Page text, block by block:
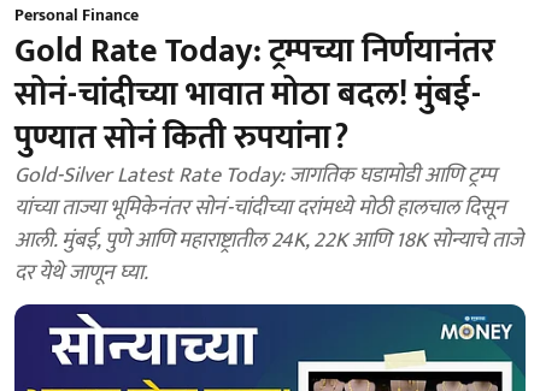
Personal Finance
Gold Rate Today: ट्रम्पच्या निर्णयानंतर
सोनं-चांदीच्या भावात मोठा बदल! मुंबई-
पुण्यात सोनं किती रुपयांना?
Gold-Silver Latest Rate Today: जागतिक घडामोडी आणि ट्रम्प
यांच्या ताज्या भूमिकेनंतर सोनं-चांदीच्या दरांमध्ये मोठी हालचाल दिसून
आली. मुंबई, पुणे आणि महाराष्ट्रातील 24K, 22K आणि 18K सोन्याचे ताजे
दर येथे जाणून घ्या.